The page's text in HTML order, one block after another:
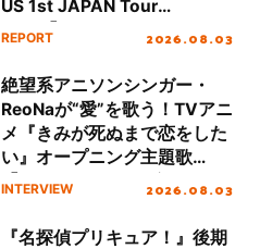
US 1st JAPAN Tour
Final「NICE to meet YOU
ート!!
REPORT 2026.08.03
絶望系アニソンシンガー・
ReoNaが“愛”を歌う！TVアニ
メ『きみが死ぬまで恋をした
い』オープニング主題歌
「Amore」インタビュー
INTERVIEW 2026.08.03
『名探偵プリキュア！』後期